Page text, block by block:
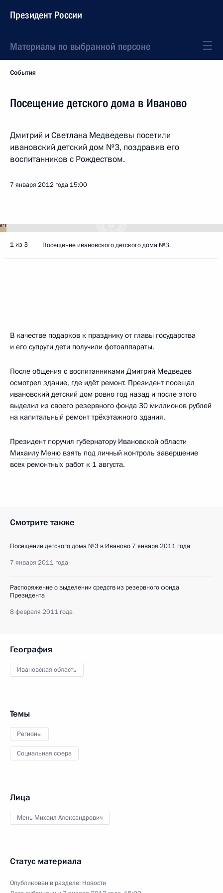
Президент России
Материалы по выбранной персоне
События
Посещение детского дома в Иваново
Дмитрий и Светлана Медведевы посетили
ивановский детский дом №3, поздравив его
воспитанников с Рождеством.
7 января 2012 года 15:00
1 из 3 Посещение ивановского детского дома №3.
В качестве подарков к празднику от главы государства
и его супруги дети получили фотоаппараты.
После общения с воспитанниками Дмитрий Медведев
осмотрел здание, где идёт ремонт. Президент посещал
ивановский детский дом ровно год назад и после этого
выделил из своего резервного фонда 30 миллионов рублей
на капитальный ремонт трёхэтажного здания.
Президент поручил губернатору Ивановской области
Михаилу Меню взять под личный контроль завершение
всех ремонтных работ к 1 августа.
Смотрите также
Посещение детского дома №3 в Иваново 7 января 2011 года
7 января 2011 года
Распоряжение о выделении средств из резервного фонда
Президента
8 февраля 2011 года
География
Ивановская область
Темы
Регионы
Социальная сфера
Лица
Мень Михаил Александрович
Статус материала
Опубликован в разделе: Новости